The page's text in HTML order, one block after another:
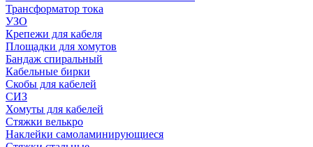
Трансформатор тока
УЗО
Крепежи для кабеля
Площадки для хомутов
Бандаж спиральный
Кабельные бирки
Cкобы для кабелей
СИЗ
Хомуты для кабелей
Стяжки велькро
Наклейки самоламинирующиеся